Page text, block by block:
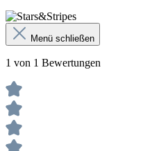
Menü schließen
1 von 1 Bewertungen